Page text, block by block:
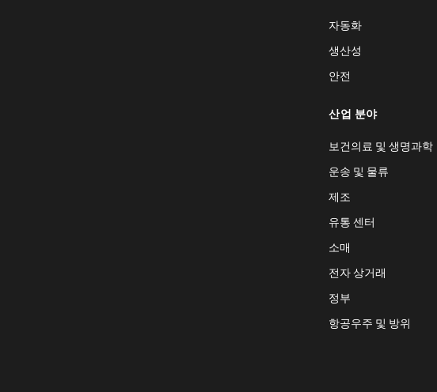
자동화
생산성
안전
산업 분야
보건의료 및 생명과학
운송 및 물류
제조
유통 센터
소매
전자 상거래
정부
항공우주 및 방위